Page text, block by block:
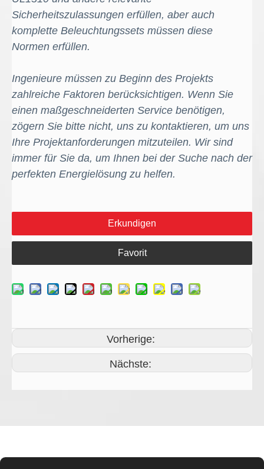
Sicherheitszulassungen erfüllen, aber auch
komplette Beleuchtungssets müssen diese
Normen erfüllen.
Ingenieure müssen zu Beginn des Projekts
zahlreiche Faktoren berücksichtigen. Wenn Sie
einen maßgeschneiderten Service benötigen,
zögern Sie bitte nicht, uns zu kontaktieren, um uns
Ihre Projektanforderungen mitzuteilen. Wir sind
immer für Sie da, um Ihnen bei der Suche nach der
perfekten Energielösung zu helfen.
Erkundigen
Favorit
Vorherige:
Nächste: